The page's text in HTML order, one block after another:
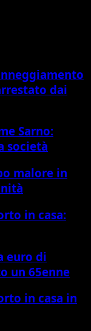
dai
Sarno:
società
malore in
in casa:
euro di
un 65enne
in casa in